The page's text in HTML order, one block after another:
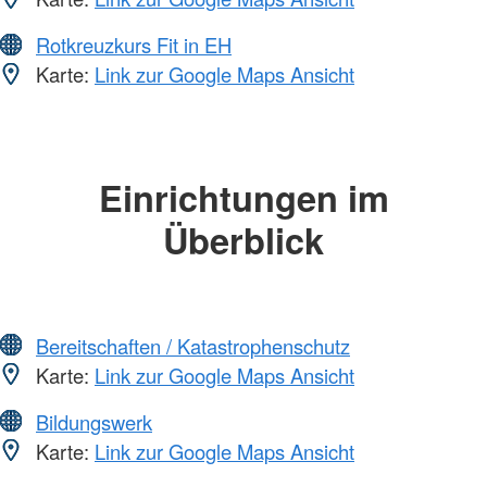
Rotkreuzkurs Fit in EH
Karte: Link zur Google Maps Ansicht
Einrichtungen im
Überblick
Bereitschaften / Katastrophenschutz
Karte: Link zur Google Maps Ansicht
Bildungswerk
Karte: Link zur Google Maps Ansicht